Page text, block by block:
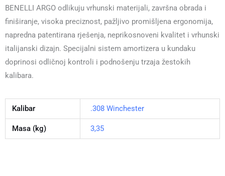
BENELLI ARGO odlikuju vrhunski materijali, završna obrada i
finiširanje, visoka preciznost, pažljivo promišljena ergonomija,
napredna patentirana rješenja, neprikosnoveni kvalitet i vrhunski
italijanski dizajn. Specijalni sistem amortizera u kundaku
doprinosi odličnoj kontroli i podnošenju trzaja žestokih
kalibara.
Kalibar .308 Winchester
Masa (kg) 3,35